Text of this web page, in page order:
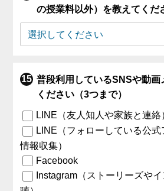
の授業料以外）を教えてくだ
普段利用しているSNSや動画
ください（3つまで）
LINE（友人知人や家族と連絡
LINE（フォローしている公
情報収集）
Facebook
Instagram（ストーリーズや